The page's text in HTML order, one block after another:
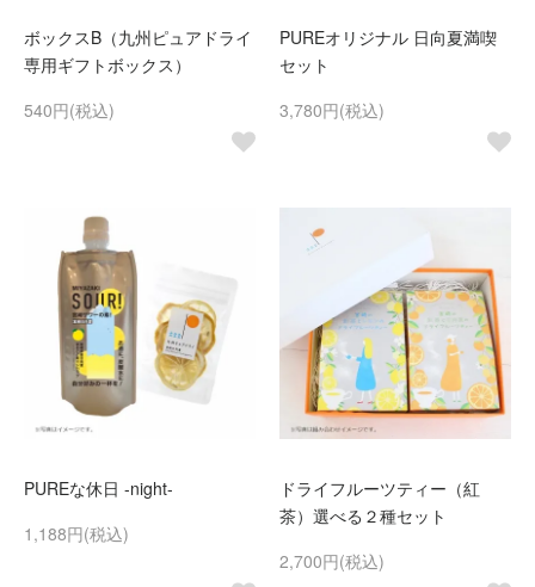
ボックスB（九州ピュアドライ
専用ギフトボックス）
540円(税込)
PUREオリジナル 日向夏満喫
セット
3,780円(税込)
PUREな休日 -night-
1,188円(税込)
ドライフルーツティー（紅
茶）選べる２種セット
2,700円(税込)